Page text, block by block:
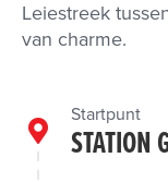
Leiestreek
van charme.
Startpunt
STATION